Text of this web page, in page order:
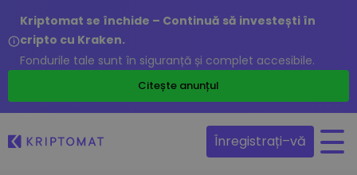
Kriptomat se închide – Continuă să investești în
cripto cu Kraken.
Fondurile tale sunt în siguranță și complet accesibile.
Citește anunțul
Înregistrați–vă